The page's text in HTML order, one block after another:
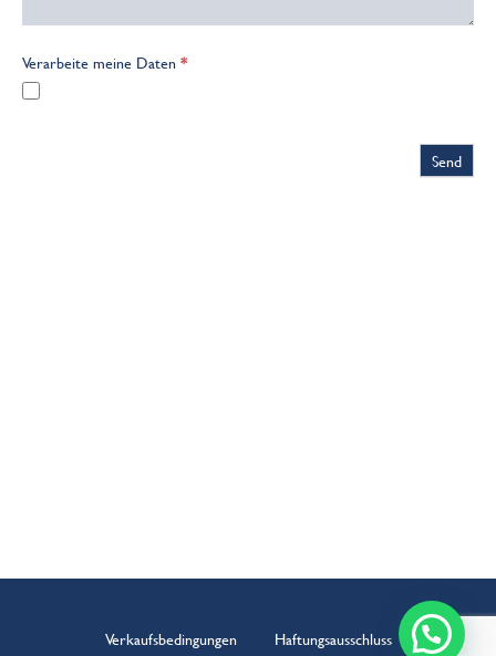
Verarbeite meine Daten *
Verkaufsbedingungen Haftungsausschluss